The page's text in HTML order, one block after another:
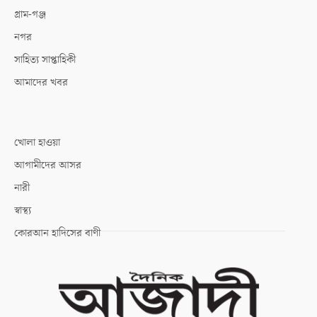
গ্রাম-গঞ্জ
নগর
সাহিত্য সাপ্তাহিকী
আমাদের খবর
খোলা হাওয়া
আগামীদের আসর
নারী
স্বাস্থ্য
কোরআন হাদিসের বাণী